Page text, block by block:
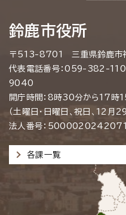
鈴鹿市役所
〒513-8701 三重県鈴鹿市
代表電話番号：059-382-
9040
開庁時間：8時30分から17時
（土曜日・日曜日、祝日、12月
法人番号：5000020242071
各課一覧